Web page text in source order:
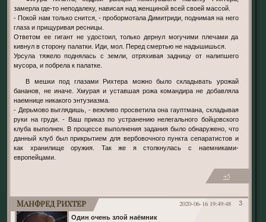
замерла где-то неподалеку, нависая над женщиной всей своей массой.
- Покой нам только снится, - пробормотала Димитриди, поднимая на него
глаза и прищуривая ресницы.
Ответом ее гигант не удостоил, только дернул могучими плечами да
кивнул в сторону палатки. Иди, мол. Перед смертью не надышишься.
Урсула тяжело поднялась с земли, отряхивая задницу от налипшего
мусора, и побрела к палатке.
В мешки под глазами Рихтера можно было складывать урожай
бананов, не иначе. Хмурая и уставшая рожа командира не добавляла
наемнице никакого энтузиазма.
- Дерьмово выглядишь, - вежливо просветила она гауптмана, складывая
руки на груди. - Ваш приказ по устранению нелегального бойцовского
клуба выполнен. В процессе выполнения задания было обнаружено, что
данный клуб был прикрытием для вербовочного пункта сепаратистов и
как хранилище оружия. Так же я столкнулась с наемниками-
европейцами.
+5
3
2020-06-16 19:49:48
Манфред Рихтер
Один очень злой наёмник